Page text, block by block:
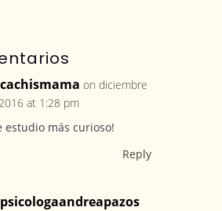
on diciembre
at 1:28 pm
estudio más curioso!
Reply
psicologaandreapazos